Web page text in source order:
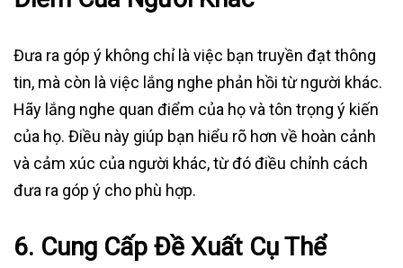
Đưa ra góp ý không chỉ là việc bạn truyền đạt thông
tin, mà còn là việc lắng nghe phản hồi từ người khác.
Hãy lắng nghe quan điểm của họ và tôn trọng ý kiến
của họ. Điều này giúp bạn hiểu rõ hơn về hoàn cảnh
và cảm xúc của người khác, từ đó điều chỉnh cách
đưa ra góp ý cho phù hợp.
6. Cung Cấp Đề Xuất Cụ Thể